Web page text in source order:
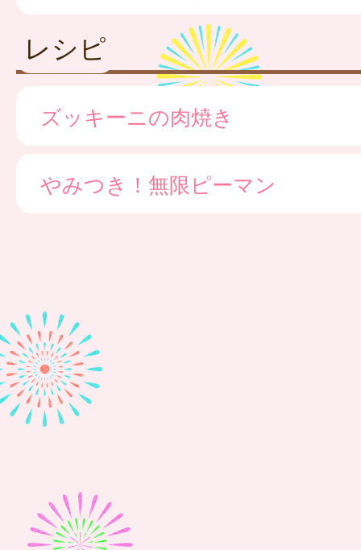
レシピ
ズッキーニの肉焼き
やみつき！無限ピーマン